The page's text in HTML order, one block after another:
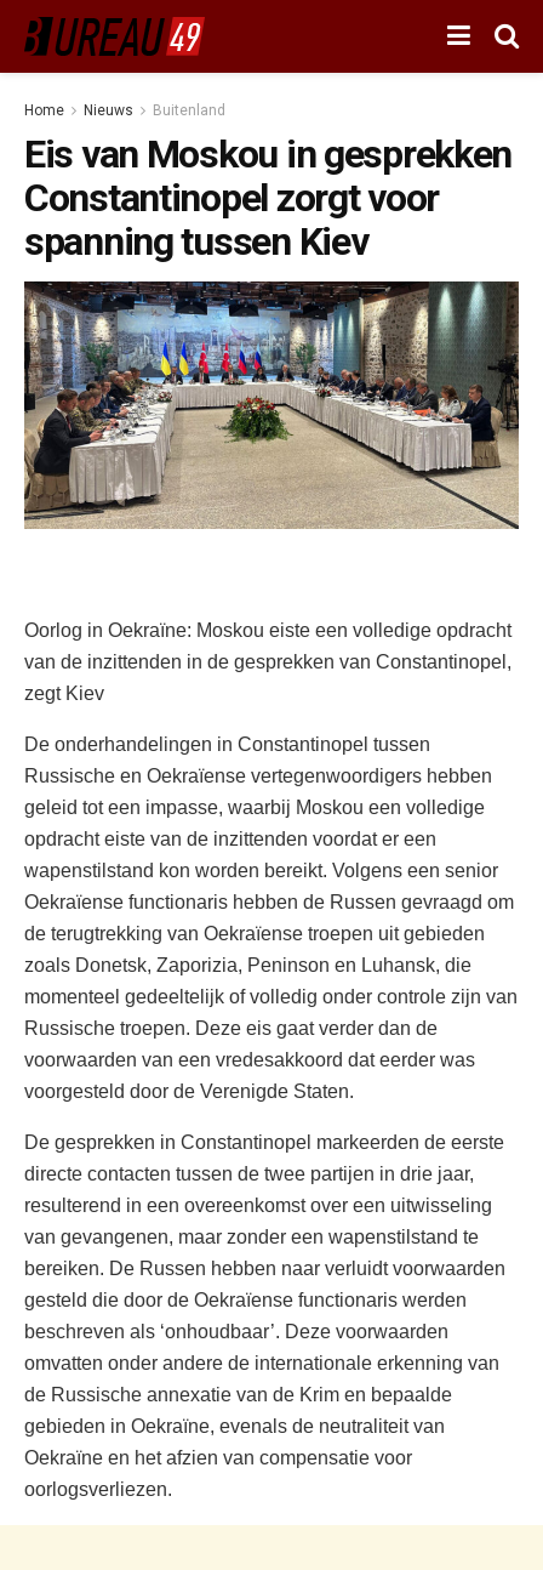
Home Nieuws Buitenland
Eis van Moskou in gesprekken
Constantinopel zorgt voor
spanning tussen Kiev
Oorlog in Oekraïne: Moskou eiste een volledige opdracht
van de inzittenden in de gesprekken van Constantinopel,
zegt Kiev
De onderhandelingen in Constantinopel tussen
Russische en Oekraïense vertegenwoordigers hebben
geleid tot een impasse, waarbij Moskou een volledige
opdracht eiste van de inzittenden voordat er een
wapenstilstand kon worden bereikt. Volgens een senior
Oekraïense functionaris hebben de Russen gevraagd om
de terugtrekking van Oekraïense troepen uit gebieden
zoals Donetsk, Zaporizia, Peninson en Luhansk, die
momenteel gedeeltelijk of volledig onder controle zijn van
Russische troepen. Deze eis gaat verder dan de
voorwaarden van een vredesakkoord dat eerder was
voorgesteld door de Verenigde Staten.
De gesprekken in Constantinopel markeerden de eerste
directe contacten tussen de twee partijen in drie jaar,
resulterend in een overeenkomst over een uitwisseling
van gevangenen, maar zonder een wapenstilstand te
bereiken. De Russen hebben naar verluidt voorwaarden
gesteld die door de Oekraïense functionaris werden
beschreven als ‘onhoudbaar’. Deze voorwaarden
omvatten onder andere de internationale erkenning van
de Russische annexatie van de Krim en bepaalde
gebieden in Oekraïne, evenals de neutraliteit van
Oekraïne en het afzien van compensatie voor
oorlogsverliezen.